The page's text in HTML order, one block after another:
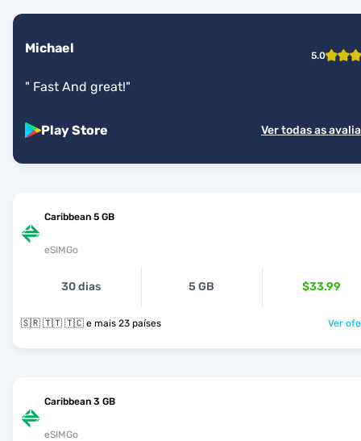
Michael 5.0
" Fast And great!"
Play Store Ver todas as
Caribbean 5 GB
eSIMGo
30 dias 5 GB $33.99
🇸🇷 🇹🇹 🇹🇨 e mais 23 países Ver
Caribbean 3 GB
eSIMGo